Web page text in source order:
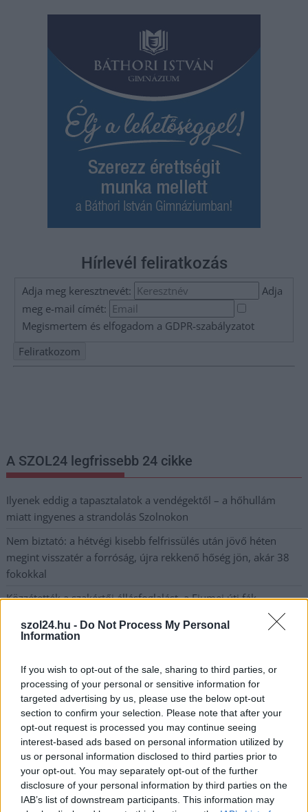
szol24.hu - Do Not Process My Personal
Information
If you wish to opt-out of the sale, sharing to third parties, or
processing of your personal or sensitive information for
targeted advertising by us, please use the below opt-out
section to confirm your selection. Please note that after your
opt-out request is processed you may continue seeing
interest-based ads based on personal information utilized by
us or personal information disclosed to third parties prior to
your opt-out. You may separately opt-out of the further
disclosure of your personal information by third parties on the
IAB’s list of downstream participants. This information may
Hírlevél feliratkozás
Adja meg keresztnevét:
Adja
meg e-mail címét:
Megismertem és elfogadom a GDPR-szabályzatot
A SZOL24 legfrissebb 24 cikke
Ilyenek eddig a tapasztalatok a vendégektől – a hőhullám
miatt ingyenes a strandolás Szolnokon
Nem biztató: a hétvégi kisebb felfrissülés után jövő héten
megint visszatér a forróság, újra rekkenő hőség jön, akár 38
fokokkal
Közzétették a szakértői állásfoglalást, a Fiumei úti fák
A MÚOSZ sajtódíjának második helyét nyerte el a Borsod24 és
Tánccal, zeneszóval és vásárral telik meg Jászberény, indul a
Csángó Fesztivál
Meghosszabbított hőségriasztás és vízkorlátozások, a
mezőtúri kórházban leállt a klíma
Átszervezi működését az osztrák óriáscég, Szolnok is érintett
Tragédiába torkollott a segítségnyújtás elmulasztása, három
kisújszállási lakos ellen emeltek vádat